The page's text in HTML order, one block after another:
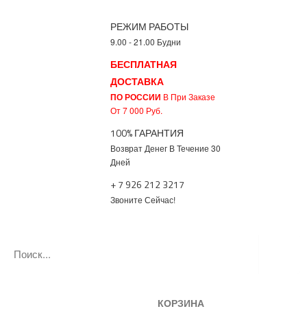
РЕЖИМ РАБОТЫ
9.00 - 21.00 Будни
БЕСПЛАТНАЯ
ДОСТАВКА
ПО РОССИИ В При Заказе
От 7 000 Руб.
100% ГАРАНТИЯ
Возврат Денег В Течение 30
Дней
+ 7 926 212 3217
Звоните Сейчас!
КОРЗИНА